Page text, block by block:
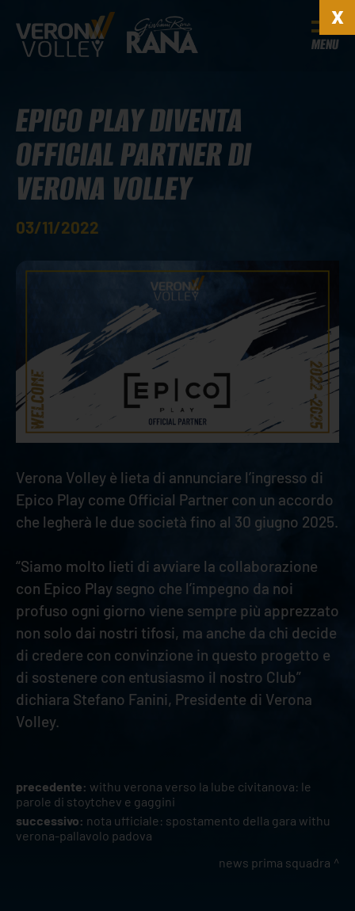
MENU
EPICO PLAY DIVENTA
OFFICIAL PARTNER DI
VERONA VOLLEY
03/11/2022
Verona Volley è lieta di annunciare l’ingresso di
Epico Play come Official Partner con un accordo
che legherà le due società fino al 30 giugno 2025.
“Siamo molto lieti di avviare la collaborazione
con Epico Play segno che l’impegno da noi
profuso ogni giorno viene sempre più apprezzato
non solo dai nostri tifosi, ma anche da chi decide
di credere con convinzione in questo progetto e
di sostenere con entusiasmo il nostro Club”
dichiara Stefano Fanini, Presidente di Verona
Volley.
precedente: withu verona verso la lube civitanova: le
parole di stoytchev e gaggini
successivo: nota ufficiale: spostamento della gara withu
verona-pallavolo padova
news prima squadra